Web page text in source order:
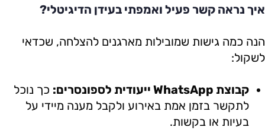
איך נראה קשר פעיל ואמפתי בעידן הדיגיטלי?
הנה כמה גישות שמובילות מארגנים להצלחה, שכדאי
לשקול:
קבוצת WhatsApp ייעודית לספונסרים:
כך נוכל
לתקשר בזמן אמת באירוע ולקבל מענה מיידי על
בעיות או בקשות.